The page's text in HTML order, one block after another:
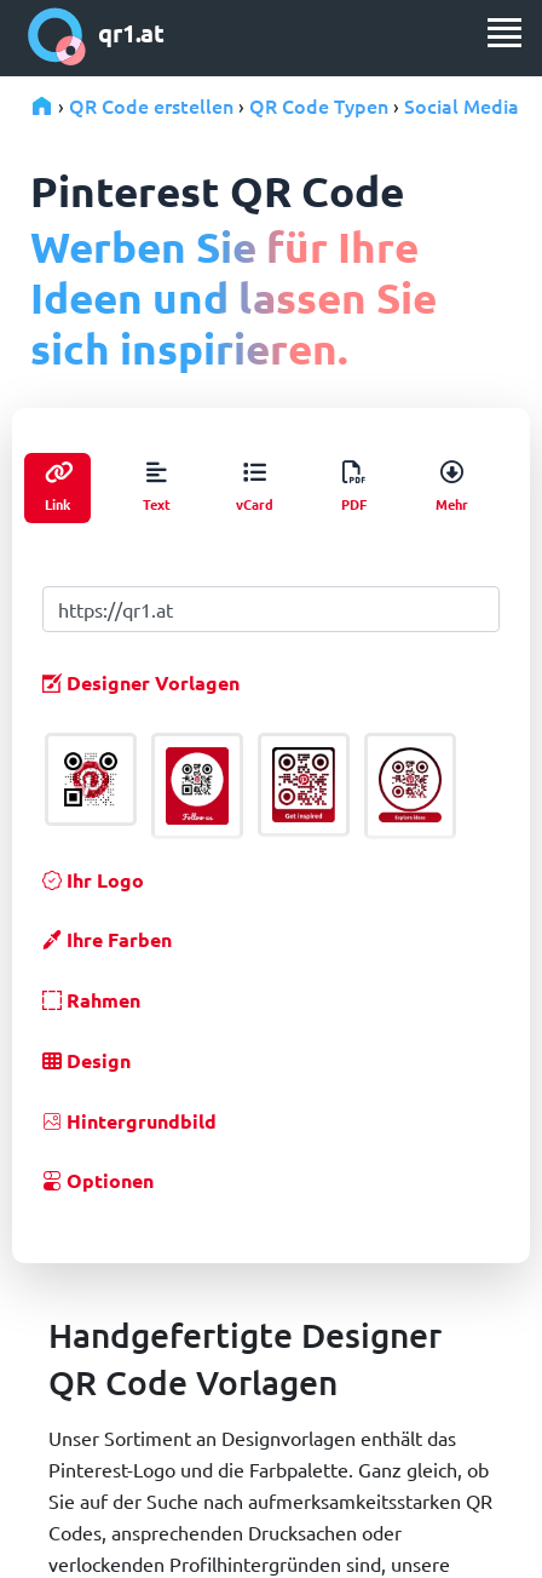
qr1.at
› QR Code erstellen › QR Code Typen › Social Media
Pinterest QR Code
Werben Sie für Ihre
Ideen und lassen Sie
sich inspirieren.
Link Text vCard PDF Mehr
Designer Vorlagen
Ihr Logo
Ihre Farben
Rahmen
Design
Hintergrundbild
Optionen
Handgefertigte Designer
QR Code Vorlagen
Unser Sortiment an Designvorlagen enthält das
Pinterest-Logo und die Farbpalette. Ganz gleich, ob
Sie auf der Suche nach aufmerksamkeitsstarken QR
Codes, ansprechenden Drucksachen oder
verlockenden Profilhintergründen sind, unsere